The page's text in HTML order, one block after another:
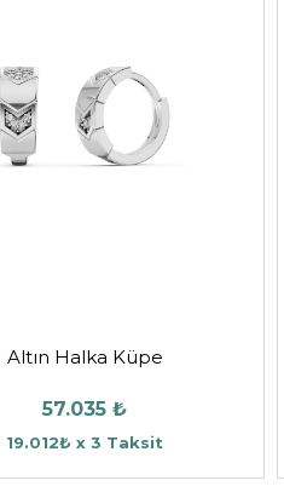
Altın Halka Küpe
57.035 ₺
19.012₺ x 3 Taksit